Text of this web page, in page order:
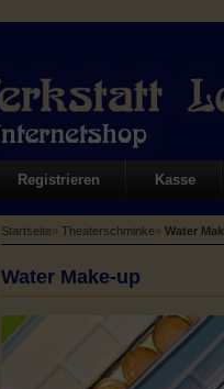
Registrieren Kasse
Startseite» Theaterschminke» Water
Water Make-up